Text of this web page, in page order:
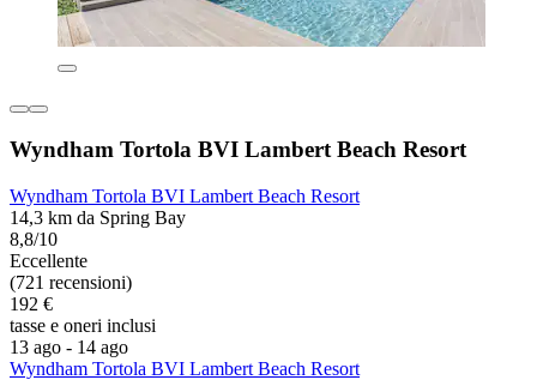
Wyndham Tortola BVI Lambert Beach Resort
Wyndham Tortola BVI Lambert Beach Resort
14,3 km da Spring Bay
8,8/10
Eccellente
(721 recensioni)
192 €
tasse e oneri inclusi
13 ago - 14 ago
Wyndham Tortola BVI Lambert Beach Resort